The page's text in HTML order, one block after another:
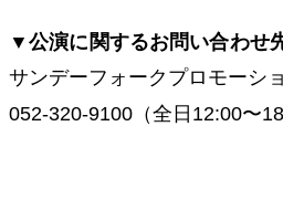
▼公演に関するお問い合わせ
サンデーフォークプロモーシ
052-320-9100（全日 12:00〜